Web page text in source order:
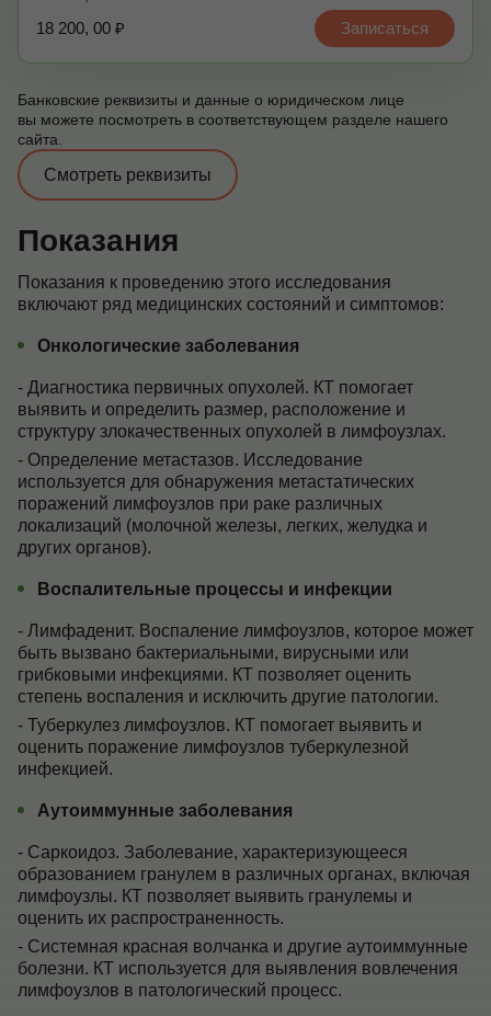
18 200, 00 ₽
Записаться
Банковские реквизиты и данные о юридическом лице
вы можете посмотреть в соответствующем разделе нашего
сайта.
Смотреть реквизиты
Показания
Показания к проведению этого исследования
включают ряд медицинских состояний и симптомов:
Онкологические заболевания
- Диагностика первичных опухолей. КТ помогает
выявить и определить размер, расположение и
структуру злокачественных опухолей в лимфоузлах.
- Определение метастазов. Исследование
используется для обнаружения метастатических
поражений лимфоузлов при раке различных
локализаций (молочной железы, легких, желудка и
других органов).
Воспалительные процессы и инфекции
- Лимфаденит. Воспаление лимфоузлов, которое может
быть вызвано бактериальными, вирусными или
грибковыми инфекциями. КТ позволяет оценить
степень воспаления и исключить другие патологии.
- Туберкулез лимфоузлов. КТ помогает выявить и
оценить поражение лимфоузлов туберкулезной
инфекцией.
Аутоиммунные заболевания
- Саркоидоз. Заболевание, характеризующееся
образованием гранулем в различных органах, включая
лимфоузлы. КТ позволяет выявить гранулемы и
оценить их распространенность.
- Системная красная волчанка и другие аутоиммунные
болезни. КТ используется для выявления вовлечения
лимфоузлов в патологический процесс.